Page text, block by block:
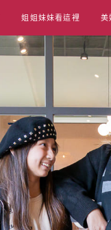
姐姐妹妹看這裡 美